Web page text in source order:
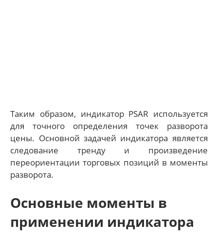
Таким образом, индикатор PSAR используется
для точного определения точек разворота
цены. Основной задачей индикатора является
следование тренду и произведение
переориентации торговых позиций в моменты
разворота.
Основные моменты в
применении индикатора